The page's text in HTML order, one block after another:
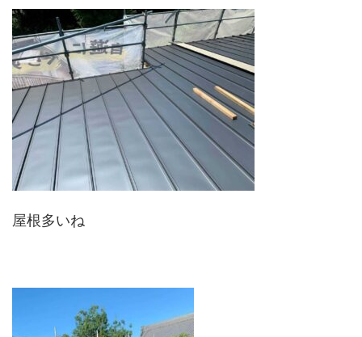
屋根多いね